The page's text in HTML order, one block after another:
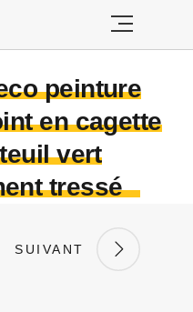
peinture
en cagette
vert
tressé
SUIVANT